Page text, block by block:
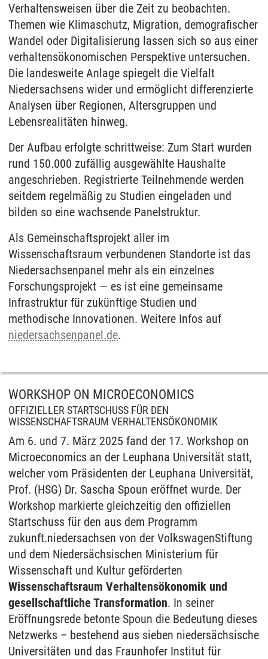
Verhaltensweisen über die Zeit zu beobachten.
Themen wie Klimaschutz, Migration, demografischer
Wandel oder Digitalisierung lassen sich so aus einer
verhaltensökonomischen Perspektive untersuchen.
Die landesweite Anlage spiegelt die Vielfalt
Niedersachsens wider und ermöglicht differenzierte
Analysen über Regionen, Altersgruppen und
Lebensrealitäten hinweg.
Der Aufbau erfolgte schrittweise: Zum Start wurden
rund 150.000 zufällig ausgewählte Haushalte
angeschrieben. Registrierte Teilnehmende werden
seitdem regelmäßig zu Studien eingeladen und
bilden so eine wachsende Panelstruktur.
Als Gemeinschaftsprojekt aller im
Wissenschaftsraum verbundenen Standorte ist das
Niedersachsenpanel mehr als ein einzelnes
Forschungsprojekt — es ist eine gemeinsame
Infrastruktur für zukünftige Studien und
methodische Innovationen. Weitere Infos auf
niedersachsenpanel.de.
WORKSHOP ON MICROECONOMICS
OFFIZIELLER STARTSCHUSS FÜR DEN
WISSENSCHAFTSRAUM VERHALTENSÖKONOMIK
Am 6. und 7. März 2025 fand der 17. Workshop on
Microeconomics an der Leuphana Universität statt,
welcher vom Präsidenten der Leuphana Universität,
Prof. (HSG) Dr. Sascha Spoun eröffnet wurde. Der
Workshop markierte gleichzeitig den offiziellen
Startschuss für den aus dem Programm
zukunft.niedersachsen von der VolkswagenStiftung
und dem Niedersächsischen Ministerium für
Wissenschaft und Kultur geförderten
Wissenschaftsraum Verhaltensökonomik und
gesellschaftliche Transformation. In seiner
Eröffnungsrede betonte Spoun die Bedeutung dieses
Netzwerks – bestehend aus sieben niedersächsische
Universitäten und das Fraunhofer Institut für